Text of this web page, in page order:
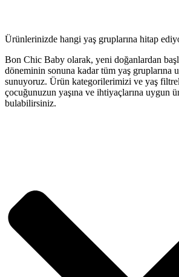
Ürünlerinizde hangi yaş gruplarına hitap
Bon Chic Baby olarak, yeni doğanlardan
döneminin sonuna kadar tüm yaş gruplarına
sunuyoruz. Ürün kategorilerimizi ve yaş
çocuğunuzun yaşına ve ihtiyaçlarına uygun
bulabilirsiniz.